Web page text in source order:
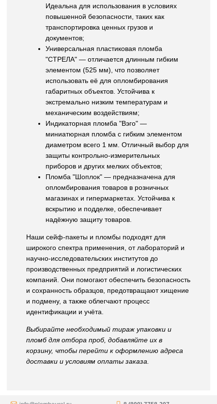
Идеальна для использования в условиях
повышенной безопасности, таких как
транспортировка ценных грузов и
документов;
Универсальная пластиковая пломба
"СТРЕЛА" — отличается длинным гибким
элементом (525 мм), что позволяет
использовать её для опломбирования
габаритных объектов. Устойчива к
экстремально низким температурам и
механическим воздействиям;
Индикаторная пломба "Вэго" —
миниатюрная пломба с гибким элементом
диаметром всего 1 мм. Отличный выбор для
защиты контрольно-измерительных
приборов и других мелких объектов;
Пломба "Шоплок" — предназначена для
опломбирования товаров в розничных
магазинах и гипермаркетах. Устойчива к
вскрытию и подделке, обеспечивает
надёжную защиту товаров.
Наши сейф-пакеты и пломбы подходят для
широкого спектра применения, от лабораторий и
научно-исследовательских институтов до
производственных предприятий и логистических
компаний. Они помогают обеспечить безопасность
и сохранность образцов, предотвращают хищение
и подмену, а также облегчают процесс
идентификации и учёта.
Выбирайте необходимый тираж упаковки и
пломб для отбора проб, добавляйте их в
корзину, чтобы перейти к оформлению адреса
доставки и условиям оплаты заказа.